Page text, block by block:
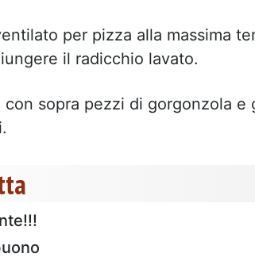
per pizza alla massima
il radicchio lavato.
sopra pezzi di gorgonzola e